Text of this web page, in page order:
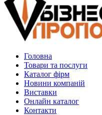
Головна
Товари та послуги
Каталог фірм
Новини компаній
Виставки
Онлайн каталог
Контакти